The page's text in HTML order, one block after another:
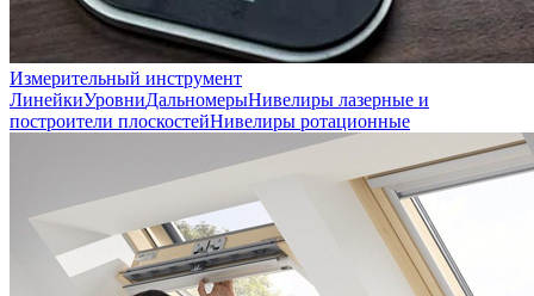
Измерительный инструмент
ЛинейкиУровниДальномерыНивелиры лазерные и
построители плоскостейНивелиры ротационные